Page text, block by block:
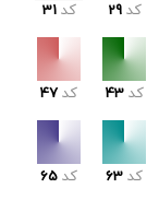
کد 29 کد 31
کد 43 کد 47
کد 63 کد 65